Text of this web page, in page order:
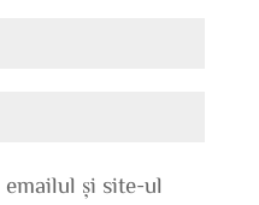
emailul și site-ul